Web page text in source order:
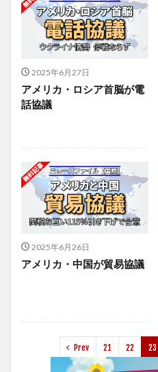
2025年6月27日
アメリカ・ロシア首脳が電
話協議
2025年6月26日
アメリカ・中国が貿易協議
Prev 21 22 23